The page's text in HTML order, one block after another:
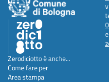
Zerodiciotto è anche...
Come fare per
Area stampa